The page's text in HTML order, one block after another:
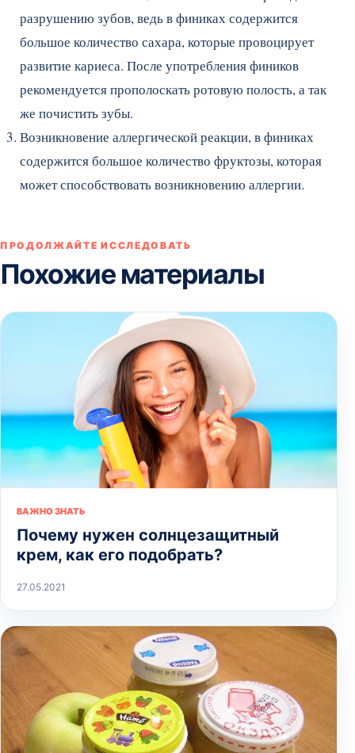
разрушению зубов, ведь в финиках содержится
большое количество сахара, которые провоцирует
развитие кариеса. После употребления фиников
рекомендуется прополоскать ротовую полость, а так
же почистить зубы.
Возникновение аллергической реакции, в финиках
содержится большое количество фруктозы, которая
может способствовать возникновению аллергии.
ПРОДОЛЖАЙТЕ ИССЛЕДОВАТЬ
Похожие материалы
ВАЖНО ЗНАТЬ
Почему нужен солнцезащитный
крем, как его подобрать?
27.05.2021